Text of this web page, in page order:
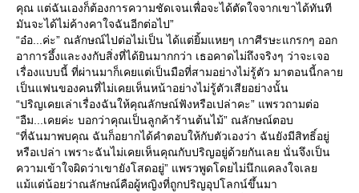
คุณ แต่ฉันเองก็ต้องการความชัดเจนเพื่อจะได้ตัดใจจากเขาได้ทันที
มันจะได้ไม่ค้างคาใจฉันอีกต่อไป”
“อ๋อ...ค่ะ” ณลักษณ์ไปต่อไม่เป็น ได้แต่ยิ้มแหยๆ เกาศีรษะแกรกๆ ออก
อาการอึ้งและงงกับสิ่งที่ได้ยินมากกว่า เธอคาดไม่ถึงจริงๆ ว่าจะเจอ
เรื่องแบบนี้ ที่ผ่านมาก็เคยแต่เป็นมือที่สามอย่างไม่รู้ตัว มาตอนนี้กลา
เป็นแฟนของคนที่ไม่เคยเห็นหน้าอย่างไม่รู้ตัวเสียอย่างนั้น
“ปริญเคยเล่าเรื่องฉันให้คุณลักษณ์ฟังหรือเปล่าคะ” แพรวถามต่อ
“อืม...เคยค่ะ บอกว่าคุณเป็นลูกค้าร้านต้นไม้” ณลักษณ์ตอบ
“ที่ฉันมาพบคุณ ฉันก็อยากได้คำตอบให้กับตัวเองว่า ฉันยังมีสิทธิ์อยู่
หรือเปล่า เพราะฉันไม่เคยเห็นคุณกับปริญอยู่ด้วยกันเลย นั่นจึงเป็น
ความเข้าใจผิดว่าเขายังโสดอยู่” แพรวพูดโดยไม่นึกแคลงใจเล
ม้แต่น้อยว่าณลักษณ์คือผู้หญิงที่ถูกปริญอุปโลกน์ขึ้นมา